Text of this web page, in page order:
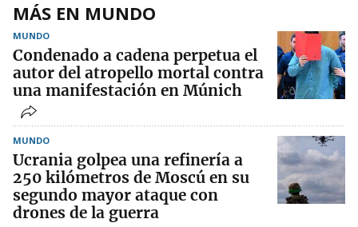
MÁS EN MUNDO
MUNDO
Condenado a cadena perpetua el
autor del atropello mortal contra
una manifestación en Múnich
MUNDO
Ucrania golpea una refinería a
250 kilómetros de Moscú en su
segundo mayor ataque con
drones de la guerra